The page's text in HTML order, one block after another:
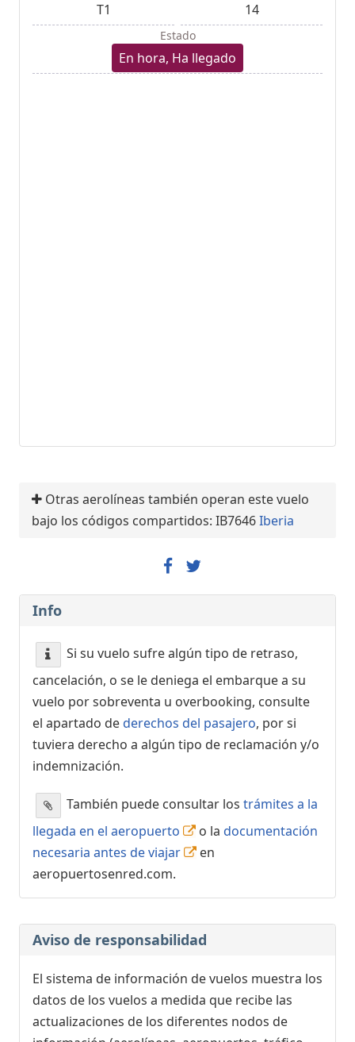
T1 14
Estado
En hora, Ha llegado
Otras aerolíneas también operan este vuelo
bajo los códigos compartidos: IB7646Iberia
Info
Si su vuelo sufre algún tipo de retraso,
cancelación, o se le deniega el embarque a su
vuelo por sobreventa u overbooking, consulte
el apartado dederechos del pasajero, por si
tuviera derecho a algún tipo de reclamación y/o
indemnización.
También puede consultar los trámites a la
llegada en el aeropuerto
o la documentación
necesaria antes de viajar
en
aeropuertosenred.com.
Aviso de responsabilidad
El sistema de información de vuelos muestra los
datos de los vuelos a medida que recibe las
actualizaciones de los diferentes nodos de